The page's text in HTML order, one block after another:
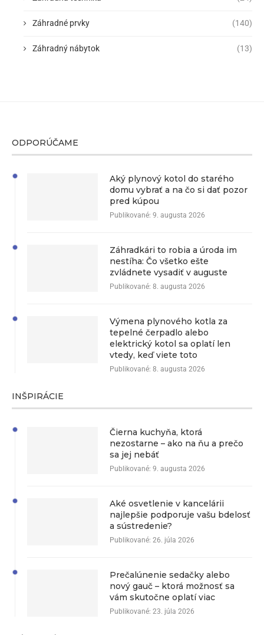
Záhradné prvky (140)
Záhradný nábytok (13)
ODPORÚČAME
Aký plynový kotol do starého
domu vybrať a na čo si dať pozor
pred kúpou
Publikované: 9. augusta 2026
Záhradkári to robia a úroda im
nestíha: Čo všetko ešte
zvládnete vysadiť v auguste
Publikované: 8. augusta 2026
Výmena plynového kotla za
tepelné čerpadlo alebo
elektrický kotol sa oplatí len
vtedy, keď viete toto
Publikované: 8. augusta 2026
INŠPIRÁCIE
Čierna kuchyňa, ktorá
nezostarne – ako na ňu a prečo
sa jej nebáť
Publikované: 9. augusta 2026
Aké osvetlenie v kancelárii
najlepšie podporuje vašu bdelosť
a sústredenie?
Publikované: 26. júla 2026
Prečalúnenie sedačky alebo
nový gauč – ktorá možnosť sa
vám skutočne oplatí viac
Publikované: 23. júla 2026